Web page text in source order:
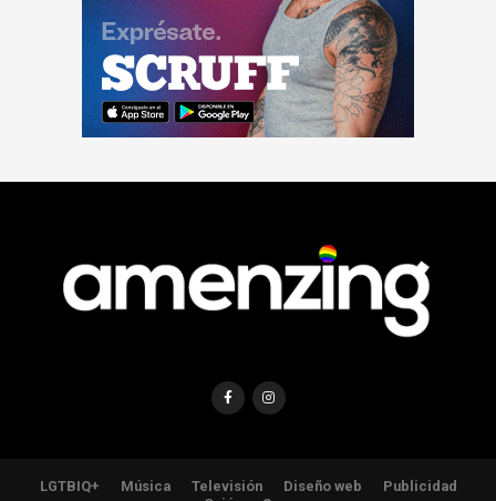
LGTBIQ+ Música Televisión Diseño web
Publicidad